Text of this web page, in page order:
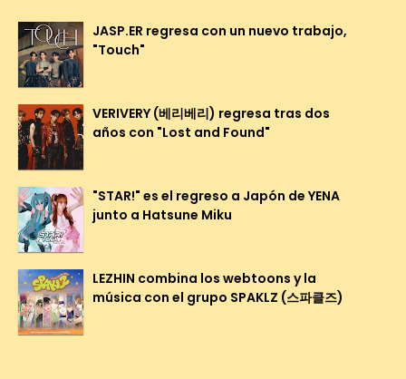
JASP.ER regresa con un nuevo trabajo,
"Touch"
VERIVERY (베리베리) regresa tras dos
años con "Lost and Found"
"STAR!" es el regreso a Japón de YENA
junto a Hatsune Miku
LEZHIN combina los webtoons y la
música con el grupo SPAKLZ (스파클즈)